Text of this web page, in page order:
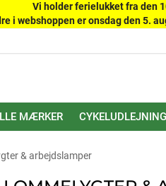
Vi holder ferielukket fra den
i webshoppen er onsdag den 5.
MÆRKER CYKELUDLEJNING
& arbejdslamper